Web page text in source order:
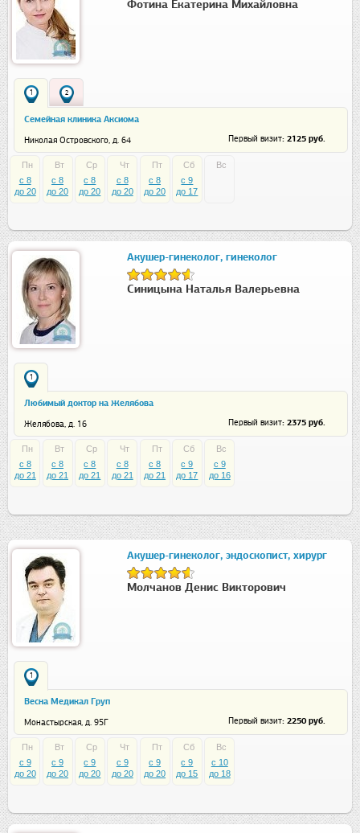
Фотина Екатерина Михайловна
1 2
Семейная клиника Аксиома
Николая Островского, д. 64 Первый визит: 2125 руб.
Пн
c 8
до 20
Вт
c 8
до 20
Ср
c 8
до 20
Чт
c 8
до 20
Пт
c 8
до 20
Сб
c 9
до 17
Вс
Акушер-гинеколог, гинеколог
Синицына Наталья Валерьевна
1
Любимый доктор на Желябова
Желябова, д. 16 Первый визит: 2375 руб.
Пн
c 8
до 21
Вт
c 8
до 21
Ср
c 8
до 21
Чт
c 8
до 21
Пт
c 8
до 21
Сб
c 9
до 17
Вс
c 9
до 16
Акушер-гинеколог, эндоскопист, хирург
Молчанов Денис Викторович
1
Весна Медикал Груп
Монастырская, д. 95Г Первый визит: 2250 руб.
Пн
c 9
до 20
Вт
c 9
до 20
Ср
c 9
до 20
Чт
c 9
до 20
Пт
c 9
до 20
Сб
c 9
до 15
Вс
c 10
до 18